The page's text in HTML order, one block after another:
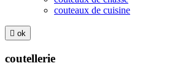
couteaux de cuisine
 ok
coutellerie